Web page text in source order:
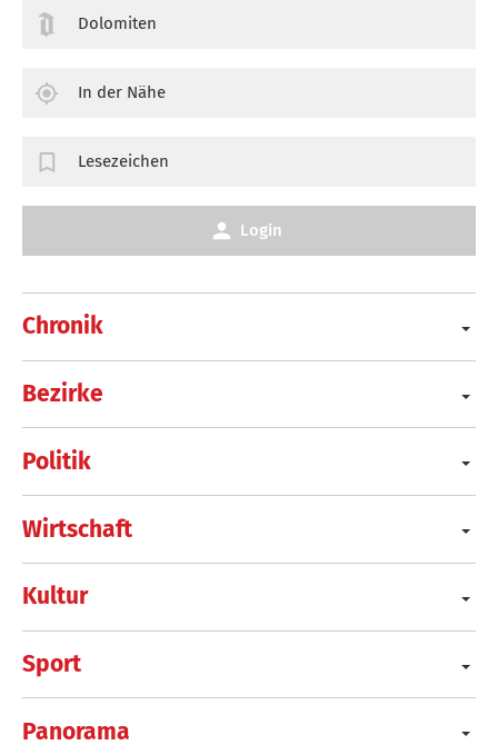
Chronik
Bezirke
Politik
Wirtschaft
Kultur
Sport
Panorama
Dolomiten
In der Nähe
Lesezeichen
Login